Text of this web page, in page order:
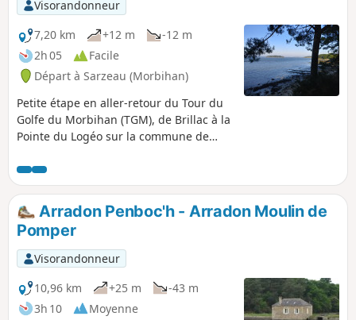
majoritairement vaseux sur le parcours,
mais présente quelques plages. En
hiver, nombreux oiseaux à observer.
Visorandonneur
7,20 km
+12 m
-12 m
2h 05
Facile
Départ à Sarzeau (Morbihan)
Petite étape en aller-retour du Tour du
Golfe du Morbihan (TGM), de Brillac à la
Pointe du Logéo sur la commune de
Sud du golfe : îles Brannec, Govihan et
Stibiden en premier plan et Île-aux-
Moines et île d'Arz en second. Baignade
possible à la belle saison, notamment
dans l'Anse du Logéo. Le littoral est
majoritairement vaseux sur le parcours,
mais présente quelques plages. En
hiver, nombreux oiseaux à observer.
Arradon Penboc'h - Arradon Moulin de
Pomper
Visorandonneur
10,96 km
+25 m
-43 m
3h 10
Moyenne